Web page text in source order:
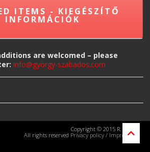
ITEMS - KIEGÉSZÍTŐ
INFORMÁCIÓK
are welcomed – please
info@györgy-szabados.com
© 2015 R. Kraus
All rights reserved Privacy policy / Impressum